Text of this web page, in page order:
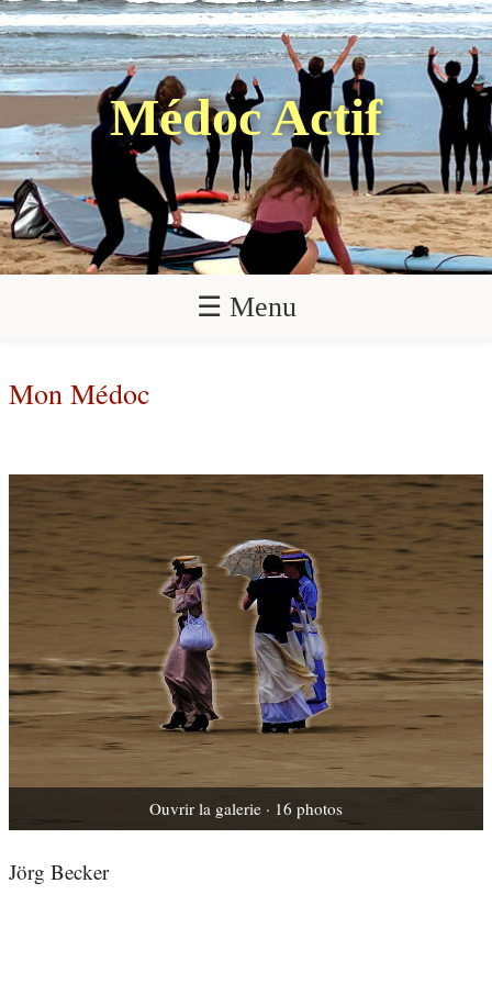
Médoc Actif
☰ Menu
Mon Médoc
Ouvrir la galerie · 16 photos
Jörg Becker